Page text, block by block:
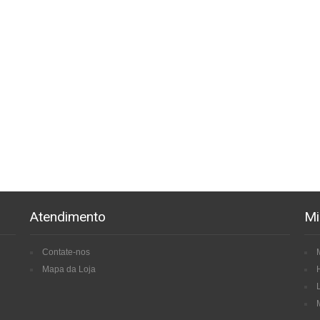
Atendimento
Contate-nos
Mapa da Loja